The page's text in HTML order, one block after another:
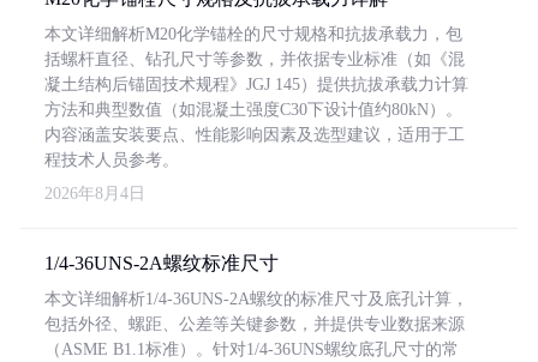
本文详细解析M20化学锚栓的尺寸规格和抗拔承载力，包
括螺杆直径、钻孔尺寸等参数，并依据专业标准（如《混
凝土结构后锚固技术规程》JGJ 145）提供抗拔承载力计算
方法和典型数值（如混凝土强度C30下设计值约80kN）。
内容涵盖安装要点、性能影响因素及选型建议，适用于工
程技术人员参考。
2026年8月4日
1/4-36UNS-2A螺纹标准尺寸
本文详细解析1/4-36UNS-2A螺纹的标准尺寸及底孔计算，
包括外径、螺距、公差等关键参数，并提供专业数据来源
（ASME B1.1标准）。针对1/4-36UNS螺纹底孔尺寸的常